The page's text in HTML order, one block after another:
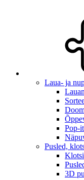
Laua- ja
Pop-
Pusled,
3D